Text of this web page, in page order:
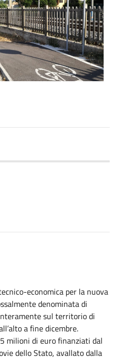
economica per la nuova
denominata di
sul territorio di
a fine dicembre.
milioni di euro finanziati dal
dello Stato, avallato dalla